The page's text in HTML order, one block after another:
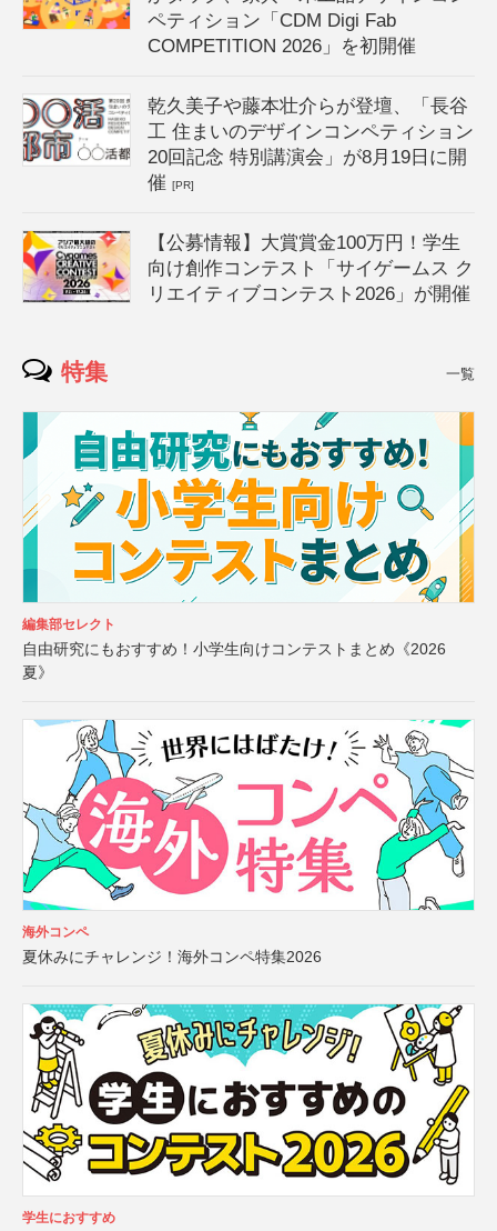
ペティション「CDM Digi Fab
COMPETITION 2026」を初開催
乾久美子や藤本壮介らが登壇、「長谷
工 住まいのデザインコンペティション
20回記念 特別講演会」が8月19日に開
催[PR]
【公募情報】大賞賞金100万円！学生
向け創作コンテスト「サイゲームス ク
リエイティブコンテスト2026」が開催
特集 一覧
編集部セレクト
自由研究にもおすすめ！小学生向けコンテストまとめ《2026
夏》
海外コンペ
夏休みにチャレンジ！海外コンペ特集2026
学生におすすめ